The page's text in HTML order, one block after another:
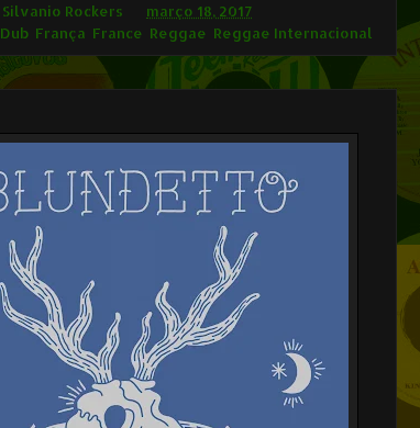
Silvanio Rockers
março 18, 2017
Dub França France Reggae Reggae Internacional